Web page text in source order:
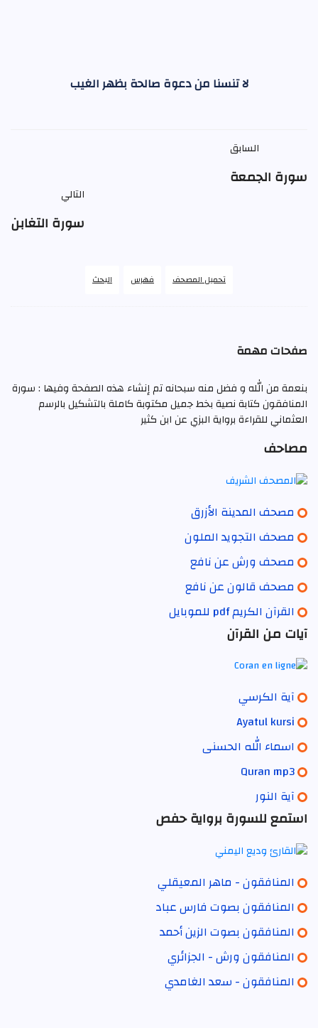
لا تنسنا من دعوة صالحة بظهر الغيب
السابق
سورة الجمعة
التالي
سورة التغابن
تحميل المصحف فهرس البحث
صفحات مهمة
بنعمة من الله و فضل منه سبحانه تم إنشاء هذه الصفحة وفيها : سورة
المنافقون كتابة نصية بخط جميل مكتوبة كاملة بالتشكيل بالرسم
العثماني للقراءة برواية البزي عن ابن كثير
مصاحف
مصحف المدينة الأزرق
مصحف التجويد الملون
مصحف ورش عن نافع
مصحف قالون عن نافع
القرآن الكريم pdf للموبايل
آيات من القرآن
آية الكرسي
Ayatul kursi
اسماء الله الحسنى
Quran mp3
آية النور
استمع للسورة برواية حفص
المنافقون - ماهر المعيقلي
المنافقون بصوت فارس عباد
المنافقون بصوت الزين أحمد
المنافقون ورش - الجزائري
المنافقون - سعد الغامدي